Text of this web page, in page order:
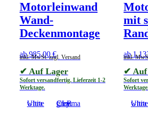
Motorleinwand
Wand-
Deckenmontage
ab985,00 €
inkl. MwSt. zzgl. Versand
✔ Auf Lager
Sofort versandfertig. Lieferzeit 1-2
Werktage.
Ultra white Cinema grey CLR
mit
ab
inkl.
✔ Auf
Sofort
Ultra white